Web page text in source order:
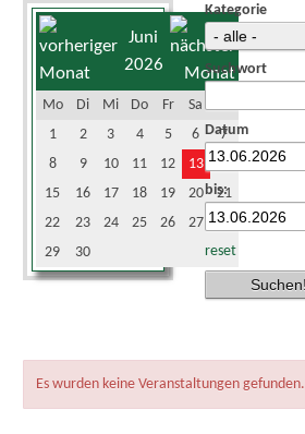
Juni
2026
Mo Di Mi Do Fr Sa
1
2 3 4 5 6
7
8
9 10 11 12 13
14
15
16 17 18 19 20
21
22
23 24 25 26 27
28
29
30
Kategorie
Suchwort
Datum
bis:
reset
Es wurden keine Veranstaltungen gefunden.